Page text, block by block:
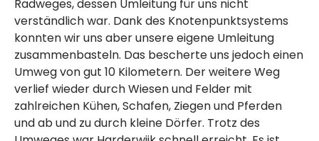
Radweges, dessen Umleitung für uns nicht
verständlich war. Dank des Knotenpunktsystems
konnten wir uns aber unsere eigene Umleitung
zusammenbasteln. Das bescherte uns jedoch einen
Umweg von gut 10 Kilometern. Der weitere Weg
verlief wieder durch Wiesen und Felder mit
zahlreichen Kühen, Schafen, Ziegen und Pferden
und ab und zu durch kleine Dörfer. Trotz des